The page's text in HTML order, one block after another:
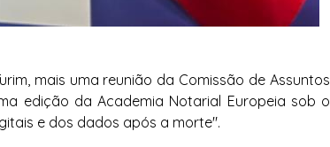
mais uma reunião da Comissão de Assuntos
edição da Academia Notarial Europeia sob o
e dos dados após a morte".